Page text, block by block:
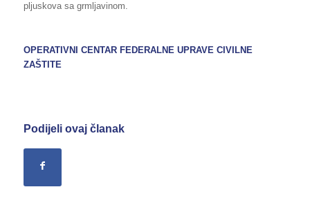
pljuskova sa grmljavinom.
OPERATIVNI CENTAR FEDERALNE UPRAVE CIVILNE
ZAŠTITE
Podijeli ovaj članak